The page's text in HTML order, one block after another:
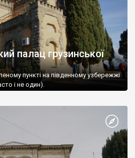
палац грузинської
пункті на південному узбережжі
і не один).